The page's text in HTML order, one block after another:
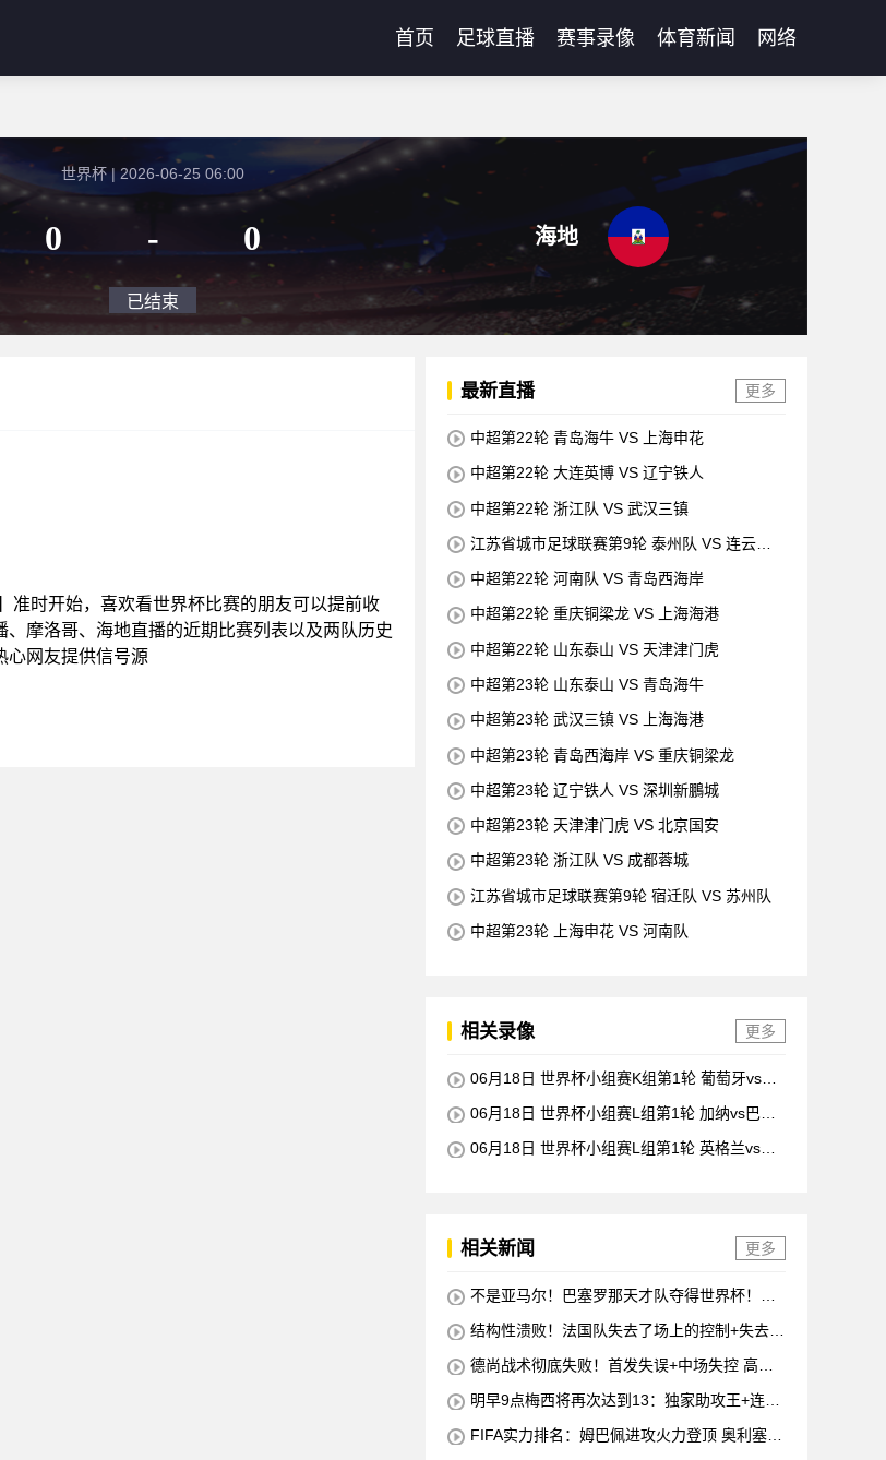
首页 足球直播 赛事录像 体育新闻 网络
世界杯 | 2026-06-25 06:00
0 - 0
已结束
海地
准时开始，喜欢看世界杯比赛的朋友可以提前收
摩洛哥、海地直播的近期比赛列表以及两队历史
心网友提供信号源
最新直播 更多
中超第22轮 青岛海牛 VS 上海申花
中超第22轮 大连英博 VS 辽宁铁人
中超第22轮 浙江队 VS 武汉三镇
江苏省城市足球联赛第9轮 泰州队 VS 连云港
中超第22轮 河南队 VS 青岛西海岸
中超第22轮 重庆铜梁龙 VS 上海海港
中超第22轮 山东泰山 VS 天津津门虎
中超第23轮 山东泰山 VS 青岛海牛
中超第23轮 武汉三镇 VS 上海海港
中超第23轮 青岛西海岸 VS 重庆铜梁龙
中超第23轮 辽宁铁人 VS 深圳新鵬城
中超第23轮 天津津门虎 VS 北京国安
中超第23轮 浙江队 VS 成都蓉城
江苏省城市足球联赛第9轮 宿迁队 VS 苏州队
中超第23轮 上海申花 VS 河南队
相关录像 更多
06月18日 世界杯小组赛K组第1轮 葡萄牙vs民
06月18日 世界杯小组赛L组第1轮 加纳vs巴拿
06月18日 世界杯小组赛L组第1轮 英格兰vs克
相关新闻 更多
不是亚马尔！巴塞罗那天才队夺得世界杯！半
结构性溃败！法国队失去了场上的控制+失去了
德尚战术彻底失败！首发失误+中场失控 高前
明早9点梅西将再次达到13：独家助攻王+连续
FIFA实力排名：姆巴佩进攻火力登顶 奥利塞创